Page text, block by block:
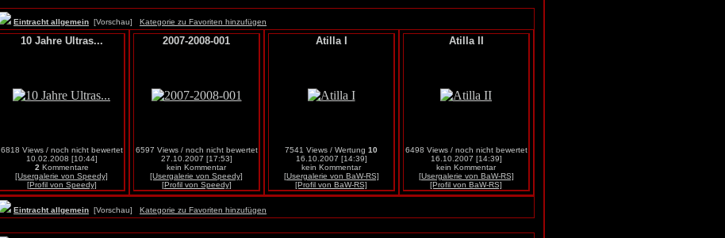
Eintracht allgemein [Vorschau] Kategorie zu Favoriten hinzufügen
10 Jahre Ultras...
6818 Views / noch nicht bewertet
10.02.2008 [10:44]
2 Kommentare
[Usergalerie von Speedy]
[Profil von Speedy]
2007-2008-001
6597 Views / noch nicht bewertet
27.10.2007 [17:53]
kein Kommentar
[Usergalerie von Speedy]
[Profil von Speedy]
Atilla I
7541 Views / Wertung 10
16.10.2007 [14:39]
kein Kommentar
[Usergalerie von BaW-RS]
[Profil von BaW-RS]
Atilla II
6498 Views / noch nicht bewertet
16.10.2007 [14:39]
kein Kommentar
[Usergalerie von BaW-RS]
[Profil von BaW-RS]
Eintracht allgemein [Vorschau] Kategorie zu Favoriten hinzufügen